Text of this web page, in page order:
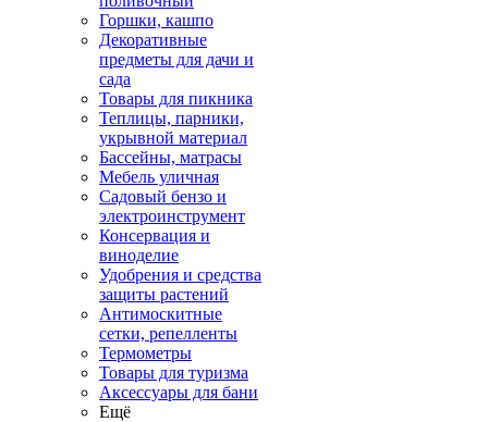
Горшки, кашпо
Декоративные
предметы для дачи и
сада
Товары для пикника
Теплицы, парники,
укрывной материал
Бассейны, матрасы
Мебель уличная
Садовый бензо и
электроинструмент
Консервация и
виноделие
Удобрения и средства
защиты растений
Антимоскитные
сетки, репелленты
Термометры
Товары для туризма
Аксессуары для бани
Ещё